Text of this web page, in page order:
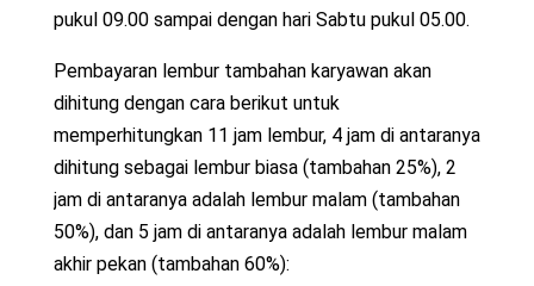
pukul 09.00 sampai dengan hari Sabtu pukul 05.00.
Pembayaran lembur tambahan karyawan akan
dihitung dengan cara berikut untuk
memperhitungkan 11 jam lembur, 4 jam di antaranya
dihitung sebagai lembur biasa (tambahan 25%), 2
jam di antaranya adalah lembur malam (tambahan
50%), dan 5 jam di antaranya adalah lembur malam
akhir pekan (tambahan 60%):